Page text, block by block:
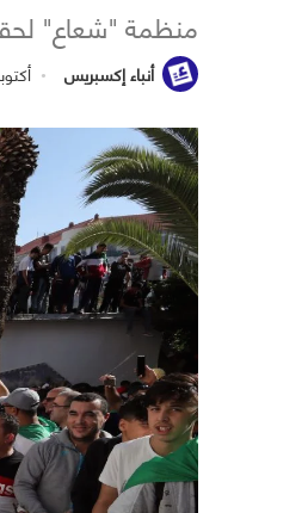
منظمة "شعاع"
أنباء إكسبريس أكتوبر 17,